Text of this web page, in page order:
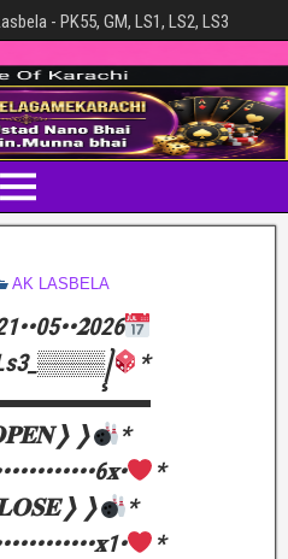
- PK55, GM, LS1, LS2, LS3
AK LASBELA
*
*
*
*
*